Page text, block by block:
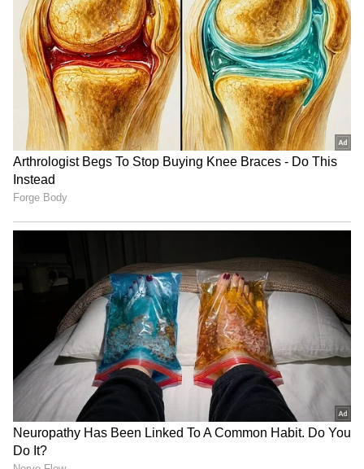
Shetty speech | Suvarna News
ಶೇ.50 ರಿಂದ ಶೇ.18 ಕ್ಕೆ TAX ಇಳಿಕೆ: ಮೋದಿ-
ಟ್ರಂಪ್ ಐತಿಹಾಸಿಕ ಒಪ್ಪಂದ | India US
Trade Deal | Party Rounds